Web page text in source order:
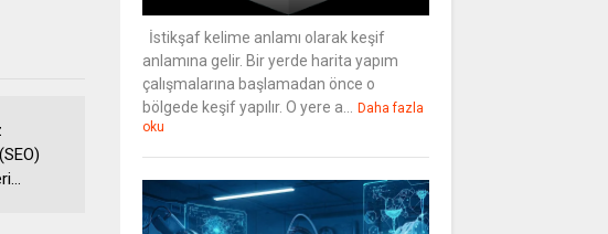
İstikşaf kelime anlamı olarak keşif
anlamına gelir. Bir yerde harita yapım
çalışmalarına başlamadan önce o
bölgede keşif yapılır. O yere a...
Daha fazla
oku